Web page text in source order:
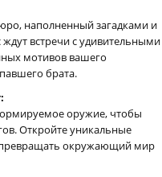
наполненный загадками и
встречи с удивительными
мотивов вашего
брата.
оружие, чтобы
Откройте уникальные
превращать окружающий мир